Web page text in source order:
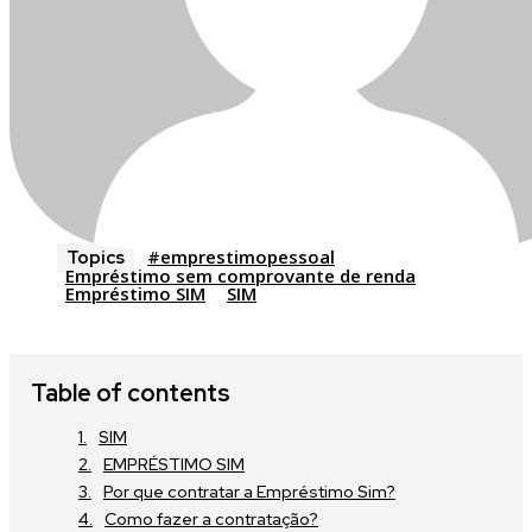
Topics
#emprestimopessoal
Empréstimo sem comprovante de renda
Empréstimo SIM SIM
Table of contents
SIM
EMPRÉSTIMO SIM
Por que contratar a Empréstimo Sim?
Como fazer a contratação?